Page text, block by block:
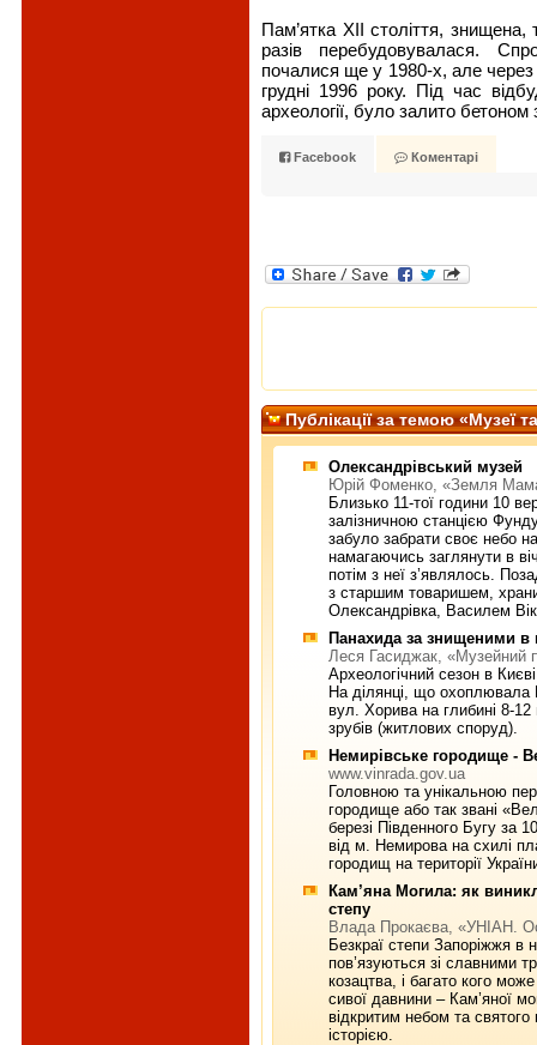
Пам’ятка XII століття, знищена,
разів перебудовувалася.
почалися ще у 1980-х, але
грудні 1996 року. Під час
археології, було залито
Facebook Коментарі
Публiкацiї за темою «Музеї
Олександрівський музей
Юрій Фоменко, «Земля
Близько 11-тої години 10
залізничною станцією
забуло забрати своє небо
намагаючись заглянути в
потім з неї з’являлось.
з старшим товаришем,
Олександрівка, Василем
Панахида за знищеними в
Леся Гасиджак, «Музейний
Археологічний сезон в
На ділянці, що охоплювала
вул. Хорива на глибині 8-12
зрубів (житлових споруд).
Немирівське городище -
www.vinrada.gov.ua
Головною та унікальною
городище або так звані
березі Південного Бугу за
від м. Немирова на схилі
городищ на території
Кам’яна Могила: як
степу
Влада Прокаєва, «УНІАН.
Безкраї степи Запоріжжя в
пов’язуються зі славними
козацтва, і багато кого
сивої давнини – Кам’яної
відкритим небом та
історією.